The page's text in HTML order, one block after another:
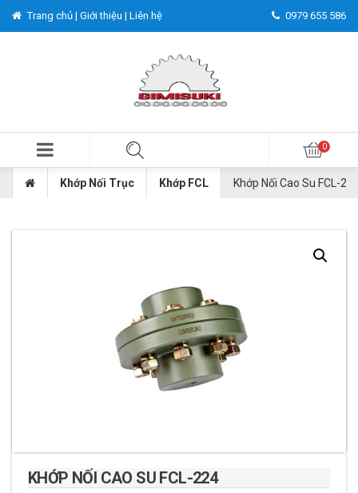
Trang chủ | Giới thiệu | Liên hệ 0979 655 586
Khớp Nối Trục Khớp FCL Khớp Nối Cao Su FCL-
KHỚP NỐI CAO SU FCL-224